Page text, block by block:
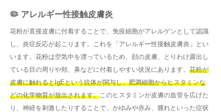
🦠 アレルギー性接触皮膚炎
花粉が直接皮膚に付着することで、免疫細胞がアレルゲンとして認識
し、炎症反応が起こります。これを「アレルギー性接触皮膚炎」とい
います。花粉は空気中を漂っているため、顔の皮膚、とりわけ露出し
ている目の周りや頬、鼻などに付着しやすい状況にあります。 花粉が
皮膚に触れるとIgEという抗体が関与し、肥満細胞からヒスタミンな
どの化学物質が放出されます。 このヒスタミンが皮膚の血管を広げた
り、神経を刺激したりすることで、かゆみや赤み、腫れといった症状